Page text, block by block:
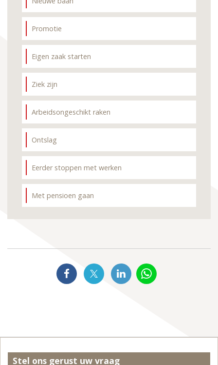
Promotie
Eigen zaak starten
Ziek zijn
Arbeidsongeschikt raken
Ontslag
Eerder stoppen met werken
Met pensioen gaan
Stel ons gerust uw vraag